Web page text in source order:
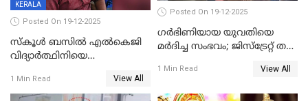
KERALA
Posted On 19-12-2025
സ്കൂൾ ബസിൽ എൽകെജി
വിദ്യാര്‍ത്ഥിനിയെ
ക്ലീനര്‍ പിടിയിൽ
1 Min Read View All
Posted On 19-12-2025
ഗര്‍ഭിണിയായ യുവതിയെ
മര്‍ദിച്ച സംഭവം; ജിസ്‌ട്രേറ്റ് തല
യുവതി
1 Min Read View All